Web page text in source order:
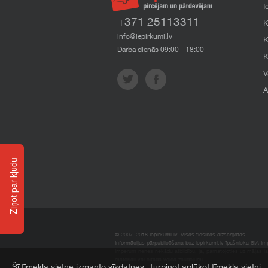
+371 25113311
info@iepirkumi.lv
Darba dienās 09:00 - 18:00
© 2007–2018 Iepirkumi.lv. Visas tiesības aizsargātas.
Informācijas pārpublicēšana bez iepirkumi.lv īpašnieka SIA
Ziņot par kļūdu